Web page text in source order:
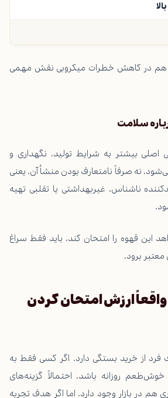
هم در کاهش خطرات میکروبی نقش مهمی
سلامت
اصلی بیشتر به شرایط تولید، نگهداری و
نه صرفاً نامتعارف بودن منشأ آن. یعنی
ناشناس، غیربهداشتی یا تقلبی تهیه
این قهوه را امتحان کند، باید فقط سراغ
برود.
واقعاً ارزش امتحان کردن
فرد از خرید بستگی دارد. اگر کسی فقط به
روزانه باشد، احتمالاً گزینه‌های
هم در بازار وجود دارد. اما اگر هدف تجربه